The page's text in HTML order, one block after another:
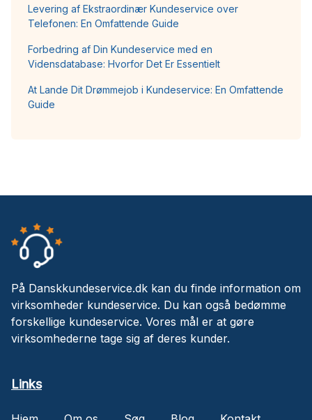
Levering af Ekstraordinær Kundeservice over
Telefonen: En Omfattende Guide
Forbedring af Din Kundeservice med en
Vidensdatabase: Hvorfor Det Er Essentielt
At Lande Dit Drømmejob i Kundeservice: En Omfattende
Guide
På Danskkundeservice.dk kan du finde information om
virksomheder kundeservice. Du kan også bedømme
forskellige kundeservice. Vores mål er at gøre
virksomhederne tage sig af deres kunder.
Links